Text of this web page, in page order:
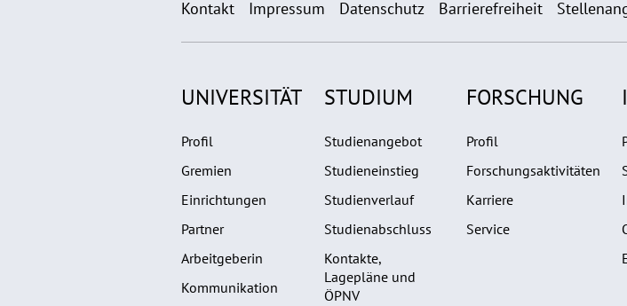
Kontakt Impressum Datenschutz Barrierefreiheit
UNIVERSITÄT
Profil
Gremien
Einrichtungen
Partner
Arbeitgeberin
Kommunikation
STUDIUM
Studienangebot
Studieneinstieg
Studienverlauf
Studienabschluss
Kontakte,
Lagepläne und
ÖPNV
FORSCHUNG
Profil
Forschungsaktivitäten
Karriere
Service